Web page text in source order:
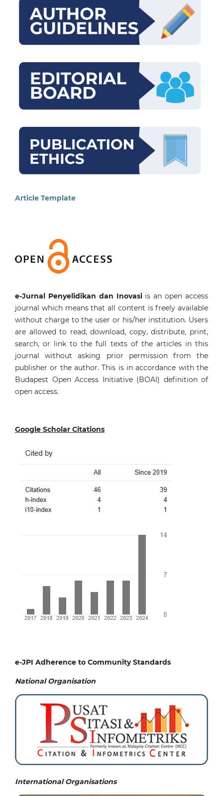
Article Template
e-Jurnal Penyelidikan dan Inovasiis an open access
journal which means that all content is freely available
without charge to the user or his/her institution. Users
are allowed to read, download, copy, distribute, print,
search, or link to the full texts of the articles in this
journal without asking prior permission from the
publisher or the author. This is in accordance with the
Budapest Open Access Initiative (BOAI) definition of
open access.
Google Scholar Citations
e-JPI Adherence to Community Standards
National Organisation
International Organisations